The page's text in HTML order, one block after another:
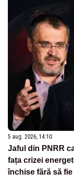
5 aug. 2026, 14:10
Jaful din PNRR
fața crizei
închise fără să